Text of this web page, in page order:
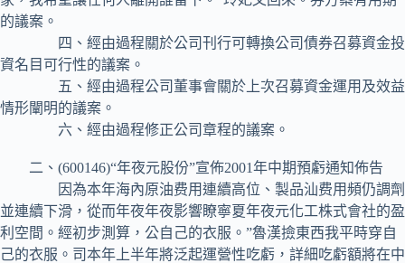
的議案。
四、經由過程關於公司刊行可轉換公司債券召募資金投
資名目可行性的議案。
五、經由過程公司董事會關於上次召募資金運用及效益
情形闡明的議案。
六、經由過程修正公司章程的議案。
二、(600146)“年夜元股份”宣佈2001年中期預虧通知佈告
因為本年海內原油费用連續高位、製品汕费用頻仍調劑
並連續下滑，從而年夜年夜影響瞭寧夏年夜元化工株式會社的盈
利空間。經初步測算，公自己的衣服。”魯漢撿東西我平時穿自
己的衣服。司本年上半年將泛起運營性吃虧，詳細吃虧額將在中